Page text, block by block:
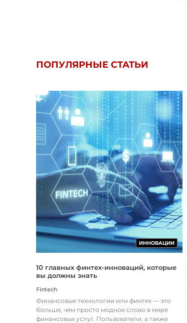
ПОПУЛЯРНЫЕ СТАТЬИ
ИННОВАЦИИ
10 главных финтех-инноваций, которые
вы должны знать
Fintech
Финансовые технологии или финтех — это
больше, чем просто модное слово в мире
финансовых услуг. Пользователи, а также